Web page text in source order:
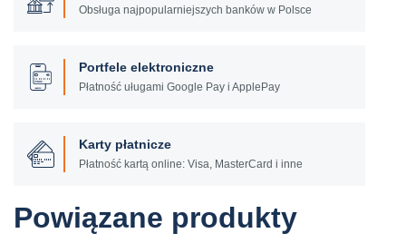
Obsługa najpopularniejszych banków w Polsce
Portfele elektroniczne
Płatność uługami Google Pay i ApplePay
Karty płatnicze
Płatność kartą online: Visa, MasterCard i inne
Powiązane produkty